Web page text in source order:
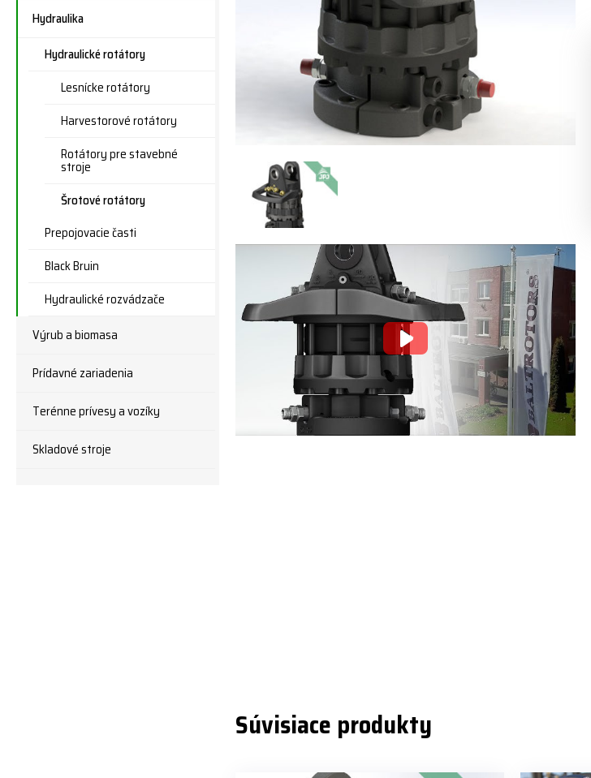
Hydraulika
Hydraulické rotátory
Lesnícke rotátory
Harvestorové rotátory
Rotátory pre stavebné
stroje
Šrotové rotátory
Prepojovacie časti
Black Bruin
Hydraulické rozvádzače
Výrub a biomasa
Prídavné zariadenia
Terénne prívesy a vozíky
Skladové stroje
Súvisiace produkty